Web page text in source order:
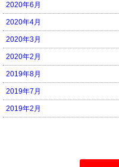
2020年6月
2020年4月
2020年3月
2020年2月
2019年8月
2019年7月
2019年2月